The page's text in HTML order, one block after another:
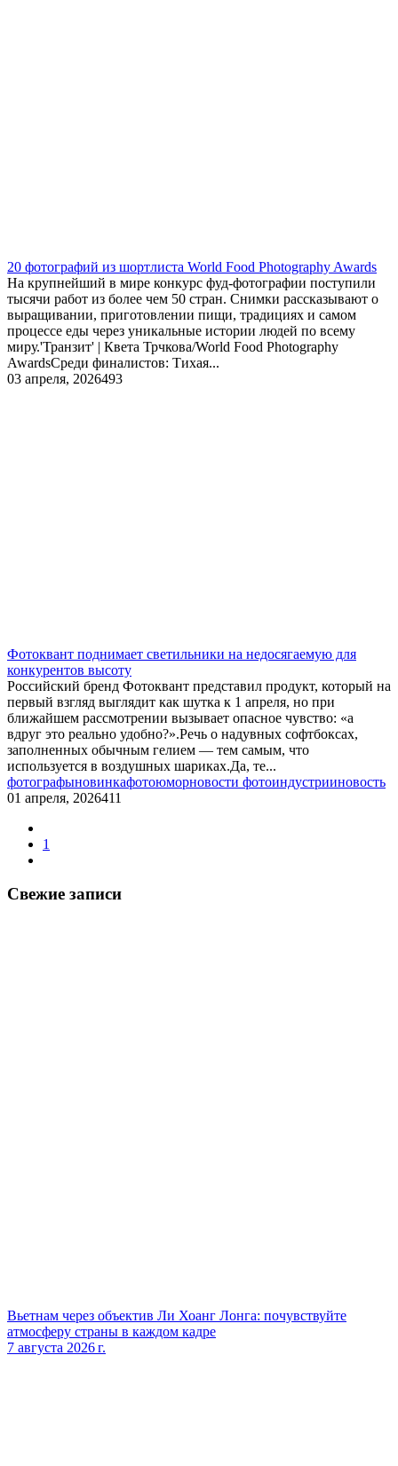
20 фотографий из шортлиста World Food Photography Awards
На крупнейший в мире конкурс фуд-фотографии поступили
тысячи работ из более чем 50 стран. Снимки рассказывают о
выращивании, приготовлении пищи, традициях и самом
процессе еды через уникальные истории людей по всему
миру.'Транзит' | Квета Трчкова/World Food Photography
AwardsСреди финалистов: Тихая...
03 апреля, 2026493
Фотоквант поднимает светильники на недосягаемую для
конкурентов высоту
Российский бренд Фотоквант представил продукт, который на
первый взгляд выглядит как шутка к 1 апреля, но при
ближайшем рассмотрении вызывает опасное чувство: «а
вдруг это реально удобно?».Речь о надувных софтбоксах,
заполненных обычным гелием — тем самым, что
используется в воздушных шариках.Да, те...
фотографыновинкафотоюморновости фотоиндустрииновость
01 апреля, 2026411
1
Свежие записи
Вьетнам через объектив Ли Хоанг Лонга: почувствуйте
атмосферу страны в каждом кадре
7 августа 2026 г.